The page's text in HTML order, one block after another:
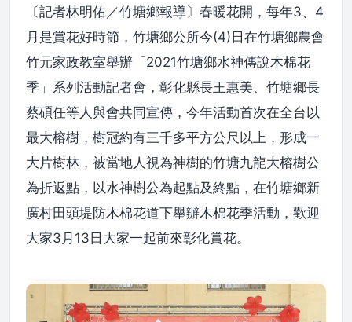
〔記者林明佑／竹塘鄉報導〕春暖花開，每年3、4
月是賞花好時節，竹塘鄉公所今(4)日在竹塘鄉農會
竹元家政教室舉辦「2021竹塘鄉水神傳說木棉花
季」系列活動記者會，彰化縣長王惠美、竹塘鄉長
蔡碩任等人與會共同宣傳，今年活動首次在全台以
最大榕樹，樹冠約有三千多平方公尺以上，形成一
大片樹林，被當地人視為神樹的竹塘九龍大榕樹公
為折返點，以水神樹公為起點及終點，在竹塘鄉新
廣村田頭堤防木棉花道下舉辦木棉花季活動，歡迎
大家3月13日大家一起前來彰化賞花。